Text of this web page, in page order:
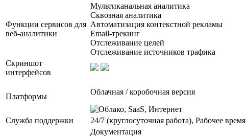
Функции сервисов для
веб-аналитики
Мультиканальная аналитика
Сквозная аналитика
Автоматизация контекстной рекламы
Email-трекинг
Отслеживание целей
Отслеживание источников трафика
Скриншот
интерфейсов
Платформы
Облачная / коробочная версия
Служба поддержки 24/7 (круглосуточная работа), Рабочее время
Документация